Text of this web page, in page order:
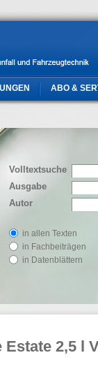
ABO &
Volltextsuche
Ausgabe
Autor
in allen Texten
in Fachbeiträgen
in Datenblättern
Estate 2,5 l